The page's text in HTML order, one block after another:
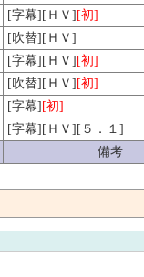
備考
[字幕][ＨＶ][初]
[吹替][ＨＶ]
[字幕][ＨＶ][初]
[吹替][ＨＶ][初]
[字幕][初]
[字幕][ＨＶ][５．１]